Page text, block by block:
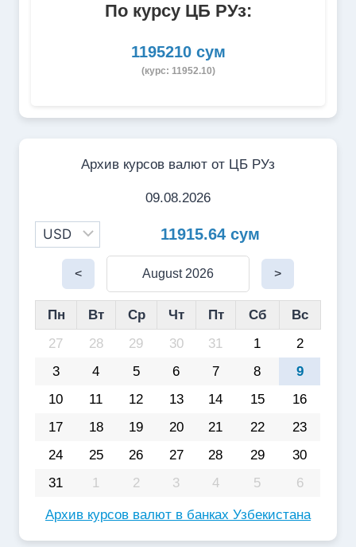
По курсу ЦБ РУз:
1195210 сум
(курс: 11952.10)
Архив курсов валют от ЦБ РУз
09.08.2026
11915.64 сум
< August 2026 >
Пн Вт Ср Чт Пт Сб
Вс
27
28 29 30 31 1
2
3
4 5 6 7 8
9
10
11 12 13 14 15
16
17
18 19 20 21 22
23
24
25 26 27 28 29
30
31
1 2 3 4 5 6
Архив курсов валют в банках Узбекистана